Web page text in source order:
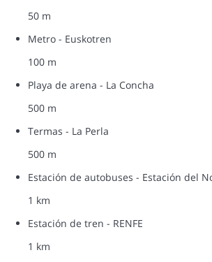
50 m
Metro - Euskotren
100 m
Playa de arena - La Concha
500 m
Termas - La Perla
500 m
Estación de autobuses - Estación del
1 km
Estación de tren - RENFE
1 km